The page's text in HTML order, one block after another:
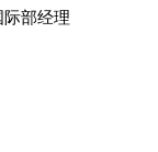
部经理